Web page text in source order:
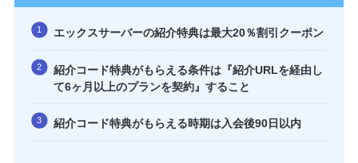
エックスサーバーの紹介特典は最大20％割引クーポン
紹介コード特典がもらえる条件は『紹介URLを経由し
て6ヶ月以上のプランを契約』すること
紹介コード特典がもらえる時期は入会後90日以内